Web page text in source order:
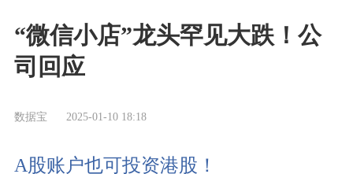
“微信小店”龙头罕见大跌！公
司回应
数据宝 2025-01-10 18:18
A股账户也可投资港股！